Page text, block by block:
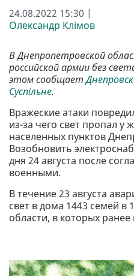
24.08.2022 15:30 |
Олександр Клімов
В Днепропетровской
российской армии без
этом сообщает
Суспільне.
Вражеские атаки
из-за чего свет пропал у
населенных пунктов
Возобновить
дня 24 августа после
военными.
В течение 23 августа
свет в дома 1443 семей в
области, в которых